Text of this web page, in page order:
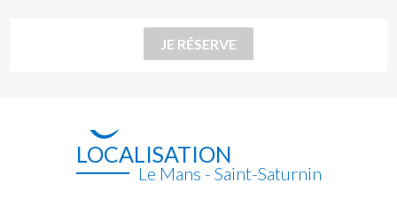
LOCALISATION
Le Mans - Saint-Saturnin